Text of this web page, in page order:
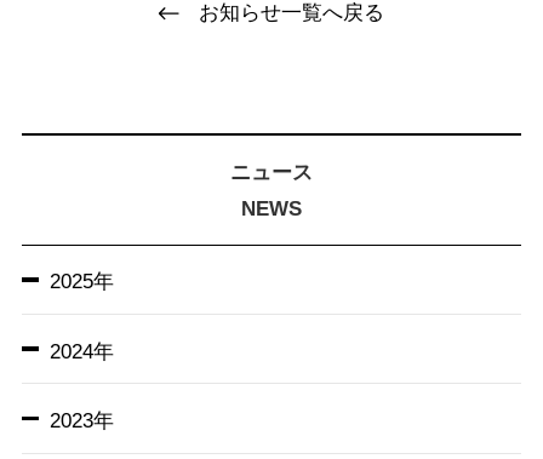
お知らせ一覧へ戻る
ニュース
NEWS
2025年
2024年
2023年